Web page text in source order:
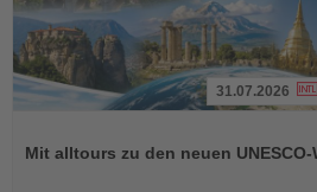
die
31.07.2026
Mit alltours zu den neuen